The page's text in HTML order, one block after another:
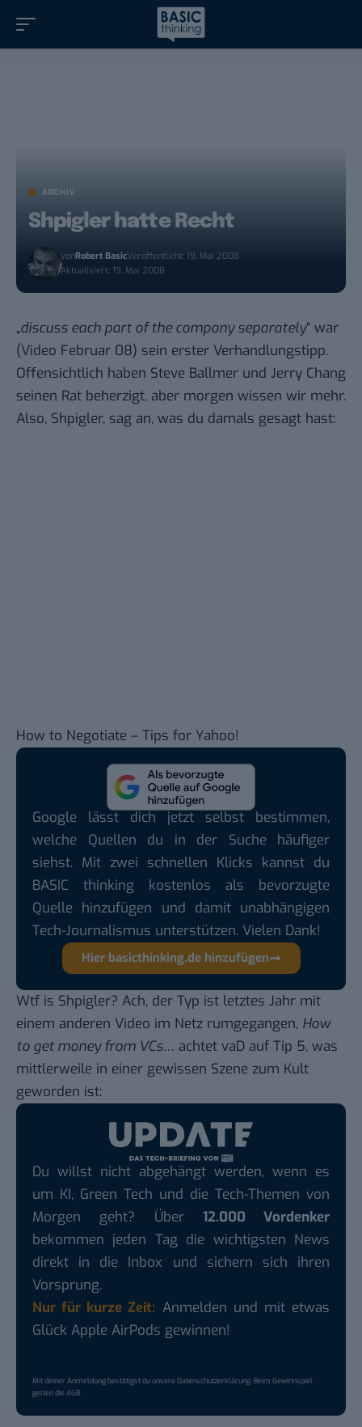
ARCHIV
Shpigler hatte Recht
vonRobert BasicVeröffentlicht: 19. Mai 2008
Aktualisiert: 19. Mai 2008
„discuss each part of the company separately“ war
(Video Februar 08) sein erster Verhandlungstipp.
Offensichtlich haben Steve Ballmer und Jerry Chang
seinen Rat beherzigt, aber morgen wissen wir mehr.
Also, Shpigler, sag an, was du damals gesagt hast:
How to Negotiate – Tips for Yahoo!
Google lässt dich jetzt selbst bestimmen,
welche Quellen du in der Suche häufiger
siehst. Mit zwei schnellen Klicks kannst du
BASIC thinking kostenlos als bevorzugte
Quelle hinzufügen und damit unabhängigen
Tech-Journalismus unterstützen. Vielen Dank!
Hier basicthinking.de hinzufügen
Wtf is Shpigler? Ach, der Typ ist letztes Jahr mit
einem anderen Video im Netz rumgegangen, How
to get money from VCs… achtet vaD auf Tip 5, was
mittlerweile in einer gewissen Szene zum Kult
geworden ist:
Du willst nicht abgehängt werden, wenn es
um KI, Green Tech und die Tech-Themen von
Morgen geht? Über 12.000 Vordenker
bekommen jeden Tag die wichtigsten News
direkt in die Inbox und sichern sich ihren
Vorsprung.
Nur für kurze Zeit: Anmelden und mit etwas
Glück Apple AirPods gewinnen!
Mit deiner Anmeldung bestätigst du unsereDatenschutzerklärung. Beim Gewinnspiel
gelten dieAGB.